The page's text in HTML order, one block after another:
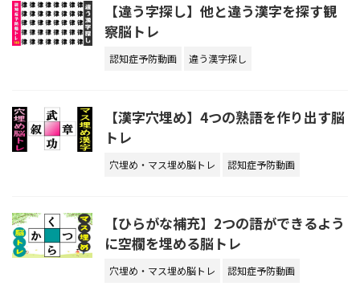
【違う字探し】他と違う漢字を探す観
察脳トレ
認知症予防動画 違う漢字探し
【漢字穴埋め】4つの熟語を作り出す脳
トレ
穴埋め・マス埋め脳トレ 認知症予防動画
【ひらがな補充】2つの語ができるよう
に空欄を埋める脳トレ
穴埋め・マス埋め脳トレ 認知症予防動画